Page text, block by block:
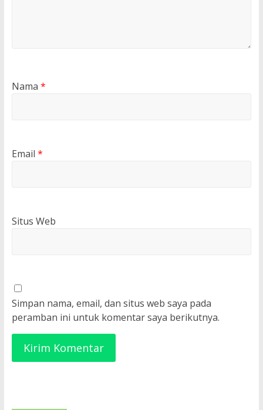
Nama *
Email *
Situs Web
Simpan nama, email, dan situs web saya pada
peramban ini untuk komentar saya berikutnya.